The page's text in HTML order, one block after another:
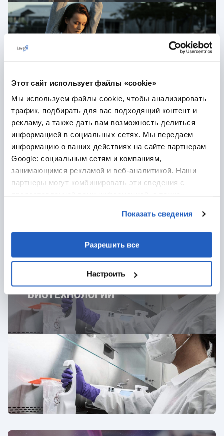
Этот сайт использует файлы «cookie»
Мы используем файлы cookie, чтобы анализировать
трафик, подбирать для вас подходящий контент и
рекламу, а также дать вам возможность делиться
информацией в социальных сетях. Мы передаем
информацию о ваших действиях на сайте партнерам
Google: социальным сетям и компаниям,
занимающимся рекламой и веб-аналитикой. Наши
партнеры могут комбинировать эти сведения с
Показать сведения
Разрешить все
Настроить
ХИМИЧЕСКИХ СРЕДСТВ
БИОТЕХНОЛОГИЙ